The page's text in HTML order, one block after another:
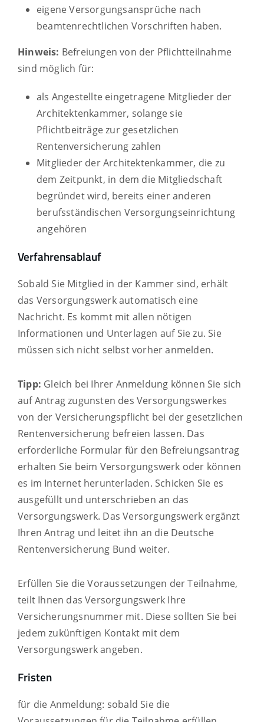
eigene Versorgungsansprüche nach
beamtenrechtlichen Vorschriften haben.
Hinweis: Befreiungen von der Pflichtteilnahme
sind möglich für:
als Angestellte eingetragene Mitglieder der
Architektenkammer, solange sie
Pflichtbeiträge zur gesetzlichen
Rentenversicherung zahlen
Mitglieder der Architektenkammer, die zu
dem Zeitpunkt, in dem die Mitgliedschaft
begründet wird, bereits einer anderen
berufsständischen Versorgungseinrichtung
angehören
Verfahrensablauf
Sobald Sie Mitglied in der Kammer sind, erhält
das Versorgungswerk automatisch eine
Nachricht. Es kommt mit allen nötigen
Informationen und Unterlagen auf Sie zu. Sie
müssen sich nicht selbst vorher anmelden.
Tipp: Gleich bei Ihrer Anmeldung können Sie sich
auf Antrag zugunsten des Versorgungswerkes
von der Versicherungspflicht bei der gesetzlichen
Rentenversicherung befreien lassen. Das
erforderliche Formular für den Befreiungsantrag
erhalten Sie beim Versorgungswerk oder können
es im Internet herunterladen. Schicken Sie es
ausgefüllt und unterschrieben an das
Versorgungswerk. Das Versorgungswerk ergänzt
Ihren Antrag und leitet ihn an die Deutsche
Rentenversicherung Bund weiter.
Erfüllen Sie die Voraussetzungen der Teilnahme,
teilt Ihnen das Versorgungswerk Ihre
Versicherungsnummer mit. Diese sollten Sie bei
jedem zukünftigen Kontakt mit dem
Versorgungswerk angeben.
Fristen
für die Anmeldung: sobald Sie die